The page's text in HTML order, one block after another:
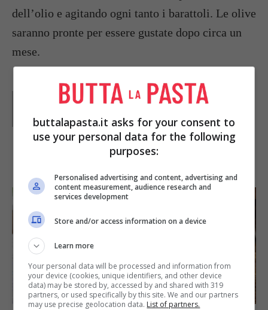
dell’olio e agitando ogni tanto i barattoli. Le olive
saranno pronte per essere gustate dopo circa un
mese.
Parole di
IN PRIMO PIANO
SECONDI PIATTI
buttalapasta.it asks for your consent to
use your personal data for the following
purposes:
Personalised advertising and content, advertising and
content measurement, audience research and
services development
Store and/or access information on a device
Learn more
Your personal data will be processed and information from
your device (cookies, unique identifiers, and other device
data) may be stored by, accessed by and shared with 319
partners, or used specifically by this site. We and our partners
may use precise geolocation data. List of partners.